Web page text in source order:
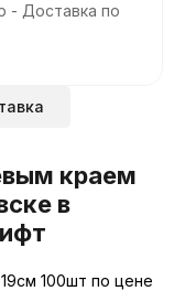
- Доставка по
краем
в
100шт по цене